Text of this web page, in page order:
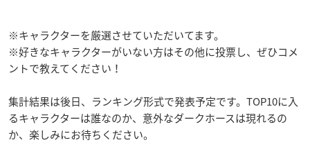
※キャラクターを厳選させていただいてます。
※好きなキャラクターがいない方はその他に投票し、ぜひコメ
ントで教えてください！
集計結果は後日、ランキング形式で発表予定です。TOP10に入
るキャラクターは誰なのか、意外なダークホースは現れるの
か、楽しみにお待ちください。